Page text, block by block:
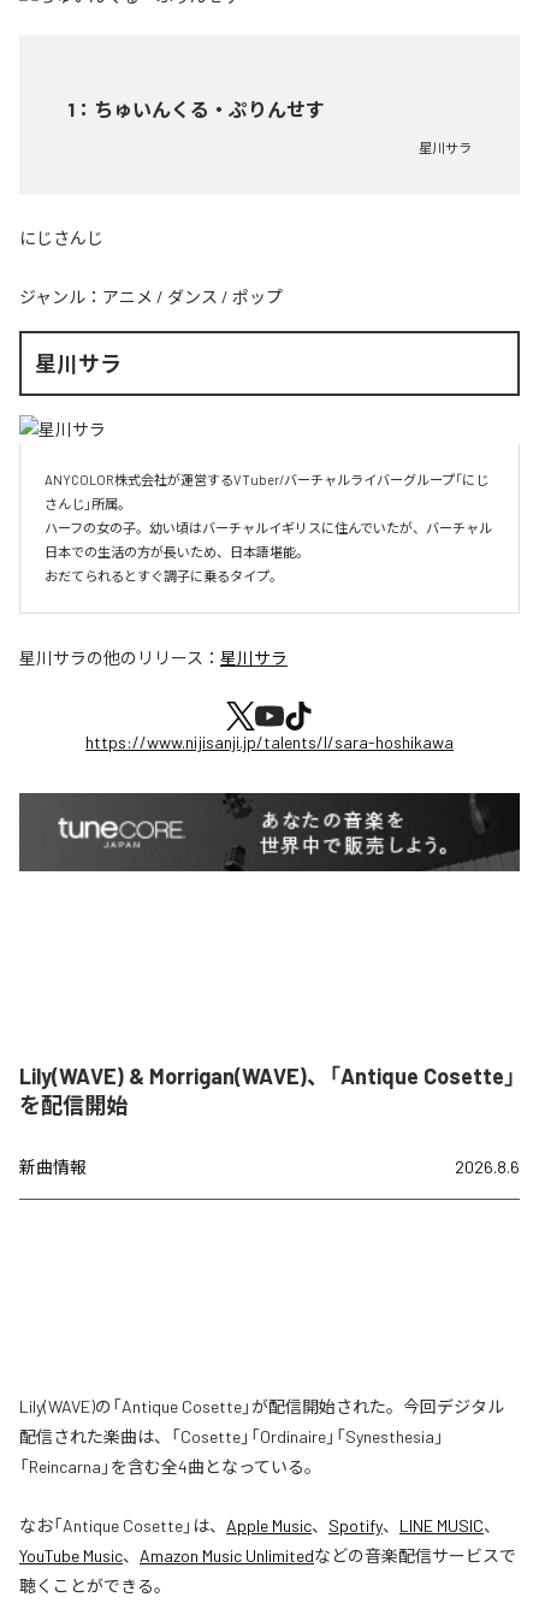
1 ： ちゅいんくる・ぷりんせす
星川サラ
にじさんじ
ジャンル： アニメ / ダンス / ポップ
星川サラ
ANYCOLOR株式会社が運営するVTuber/バーチャルライバーグループ「にじ
さんじ」所属。
ハーフの女の子。幼い頃はバーチャルイギリスに住んでいたが、バーチャル
日本での生活の方が長いため、日本語堪能。
おだてられるとすぐ調子に乗るタイプ。
星川サラの他のリリース： 星川サラ
https://www.nijisanji.jp/talents/l/sara-hoshikawa
Lily(WAVE) & Morrigan(WAVE)、「Antique Cosette」
を配信開始
新曲情報 2026.8.6
Lily(WAVE)の「Antique Cosette」が配信開始された。今回デジタル
配信された楽曲は、「Cosette」「Ordinaire」「Synesthesia」
「Reincarna」を含む全4曲となっている。
なお「Antique Cosette」は、 Apple Music、 Spotify、 LINE MUSIC、
YouTube Music、 Amazon Music Unlimitedなどの音楽配信サービスで
聴くことができる。